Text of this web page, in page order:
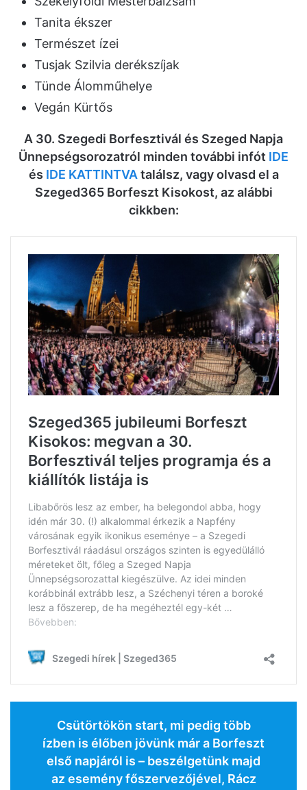
Tanita ékszer
Természet ízei
Tusjak Szilvia derékszíjak
Tünde Álomműhelye
Vegán Kürtős
A 30. Szegedi Borfesztivál és Szeged Napja
Ünnepségsorozatról minden további infót IDE
és IDE KATTINTVA találsz, vagy olvasd el a
Szeged365 Borfeszt Kisokost, az alábbi
cikkben:
Csütörtökön start, mi pedig több
ízben is élőben jövünk már a Borfeszt
első napjáról is – beszélgetünk majd
az esemény főszervezőjével, Rácz